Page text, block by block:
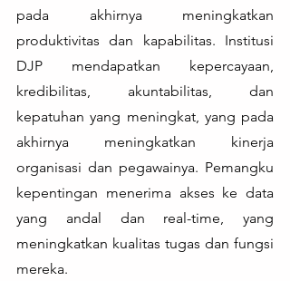
pada akhirnya meningkatkan
produktivitas dan kapabilitas. Institusi
DJP mendapatkan kepercayaan,
kredibilitas, akuntabilitas, dan
kepatuhan yang meningkat, yang pada
akhirnya meningkatkan kinerja
organisasi dan pegawainya. Pemangku
kepentingan menerima akses ke data
yang andal dan real-time, yang
meningkatkan kualitas tugas dan fungsi
mereka.